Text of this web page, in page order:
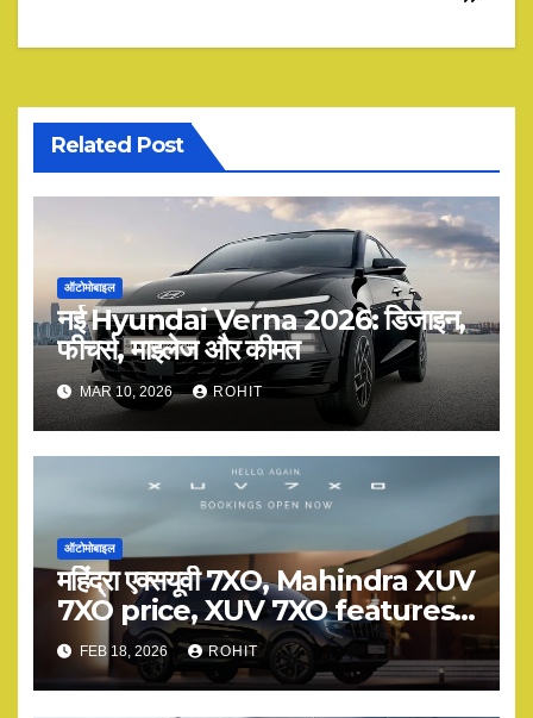
Related Post
ऑटोमोबाइल
नई Hyundai Verna 2026: डिजाइन,
फीचर्स, माइलेज और कीमत
MAR 10, 2026 ROHIT
ऑटोमोबाइल
महिंद्रा एक्सयूवी 7XO, Mahindra XUV
7XO price, XUV 7XO features,
Mahindra XUV 7XO specs,
XUV 7XO mileage, Mahindra
XUV 7XO review
FEB 18, 2026 ROHIT